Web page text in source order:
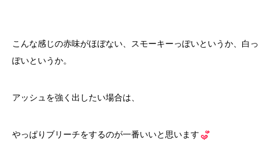
こんな感じの赤味がほぼない、スモーキーっぽいというか、白っ
ぽいというか。
アッシュを強く出したい場合は、
やっぱりブリーチをするのが一番いいと思います